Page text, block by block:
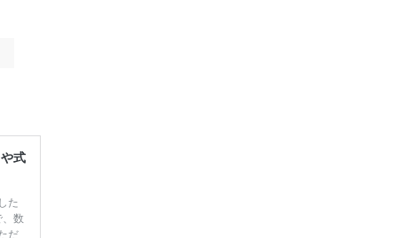
式
た
数
だ